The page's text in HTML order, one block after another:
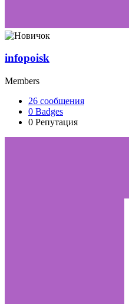
infopoisk
Members
26 сообщения
0 Badges
0 Репутация